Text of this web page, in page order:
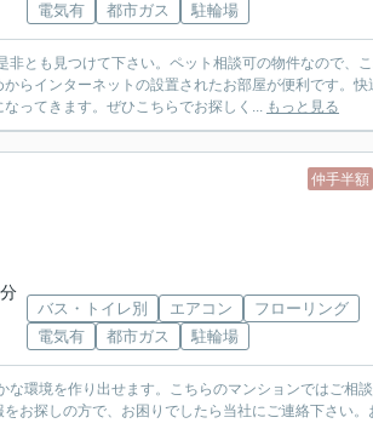
電気有
都市ガス 駐輪場
とも見つけて下さい。ペット相談可の物件なので、
らインターネットの設置されたお部屋が便利です。快
ってきます。ぜひこちらでお探しく... もっと見る
仲手半額
バス・トイレ別 エアコン
フローリング
電気有
都市ガス 駐輪場
環境を作り出せます。こちらのマンションではご相
お探しの方で、お困りでしたら当社にご連絡下さい。